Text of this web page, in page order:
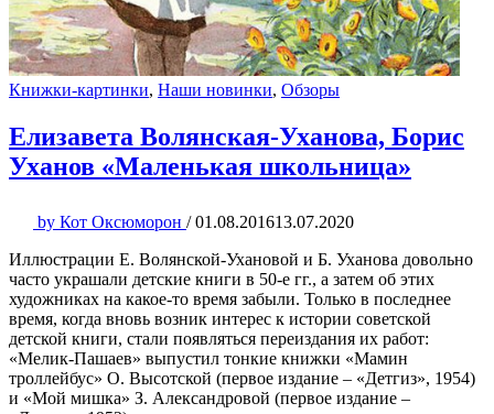
Книжки-картинки, Наши новинки, Обзоры
Елизавета Волянская-Уханова, Борис
Уханов «Маленькая школьница»
by Кот Оксюморон / 01.08.201613.07.2020
Иллюстрации Е. Волянской-Ухановой и Б. Уханова довольно
часто украшали детские книги в 50-е гг., а затем об этих
художниках на какое-то время забыли. Только в последнее
время, когда вновь возник интерес к истории советской
детской книги, стали появляться переиздания их работ:
«Мелик-Пашаев» выпустил тонкие книжки «Мамин
троллейбус» О. Высотской (первое издание – «Детгиз», 1954)
и «Мой мишка» З. Александровой (первое издание –